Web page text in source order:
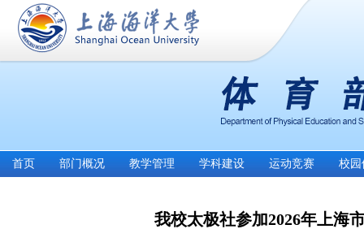
首页 部门概况 教学管理 学科建设 运动竞赛 校园
我校太极社参加2026年上海